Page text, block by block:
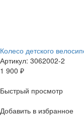
Колесо детского
Артикул: 3062002-2
1 900 ₽
Быстрый просмотр
Добавить в избранное